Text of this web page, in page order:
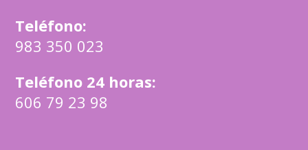
Teléfono:
983 350 023
Teléfono 24 horas:
606 79 23 98